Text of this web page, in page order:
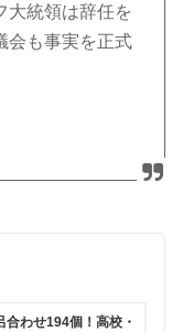
大統領は辞任を
会も事実を正式
合わせ194個！高校・